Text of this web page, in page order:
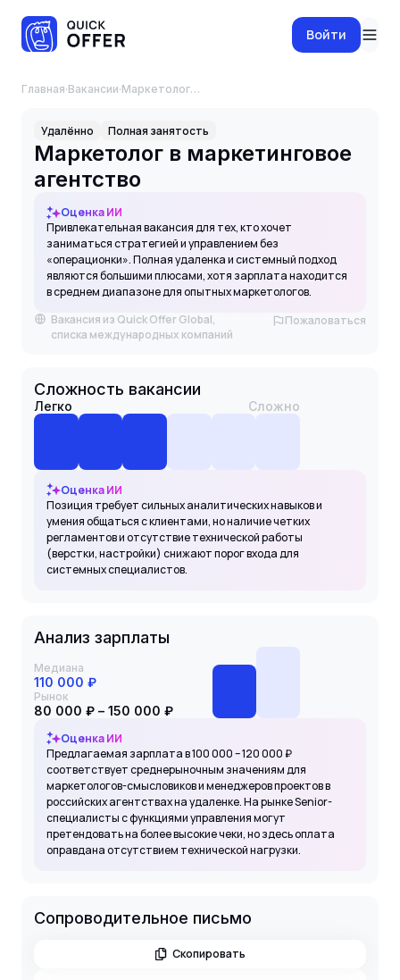
Войти
Главная·Вакансии· Маркетолог в маркетинговое агентство
Удалённо Полная занятость
Маркетолог в маркетинговое
агентство
Оценка ИИ
Привлекательная вакансия для тех, кто хочет
заниматься стратегией и управлением без
«операционки». Полная удаленка и системный подход
являются большими плюсами, хотя зарплата находится
в среднем диапазоне для опытных маркетологов.
Вакансия из Quick Offer Global,
списка международных компаний
Пожаловаться
Сложность вакансии
Легко Сложно
Оценка ИИ
Позиция требует сильных аналитических навыков и
умения общаться с клиентами, но наличие четких
регламентов и отсутствие технической работы
(верстки, настройки) снижают порог входа для
системных специалистов.
Анализ зарплаты
Медиана
110 000 ₽
Рынок
80 000 ₽ – 150 000 ₽
Оценка ИИ
Предлагаемая зарплата в 100 000 – 120 000 ₽
соответствует среднерыночным значениям для
маркетологов-смысловиков и менеджеров проектов в
российских агентствах на удаленке. На рынке Senior-
специалисты с функциями управления могут
претендовать на более высокие чеки, но здесь оплата
оправдана отсутствием технической нагрузки.
Сопроводительное письмо
Скопировать